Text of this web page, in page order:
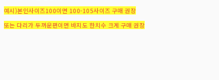
예시)본인사이즈100이면 100-105사이즈 구매 권장
또는 다리가 두꺼운편이면 바지도 한치수 크게 구매 권장